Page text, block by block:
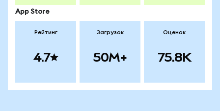
App Store
Рейтинг
4.7
Загрузок
50M+
Оценок
75.8K